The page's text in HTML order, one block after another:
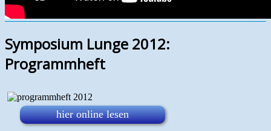
Symposium Lunge 2012:
Programmheft
hier online lesen